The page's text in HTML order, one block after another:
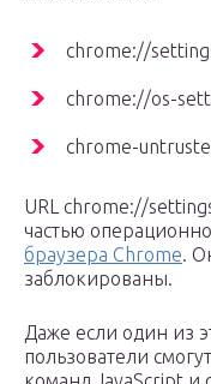
chrome://
chrome://os-
chrome-
URL chrome://
частью
браузера Chrome.
заблокированы.
Даже если один из
пользователи